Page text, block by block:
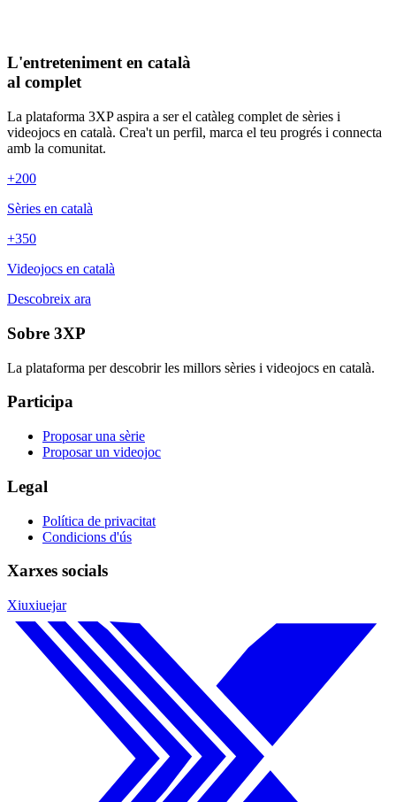
L'entreteniment en català
al complet
La plataforma 3XP aspira a ser el catàleg complet de sèries i
videojocs en català. Crea't un perfil, marca el teu progrés i connecta
amb la comunitat.
+200
Sèries en català
+350
Videojocs en català
Descobreix ara
Sobre 3XP
La plataforma per descobrir les millors sèries i videojocs en català.
Participa
Proposar una sèrie
Proposar un videojoc
Legal
Política de privacitat
Condicions d'ús
Xarxes socials
Xiuxiuejar